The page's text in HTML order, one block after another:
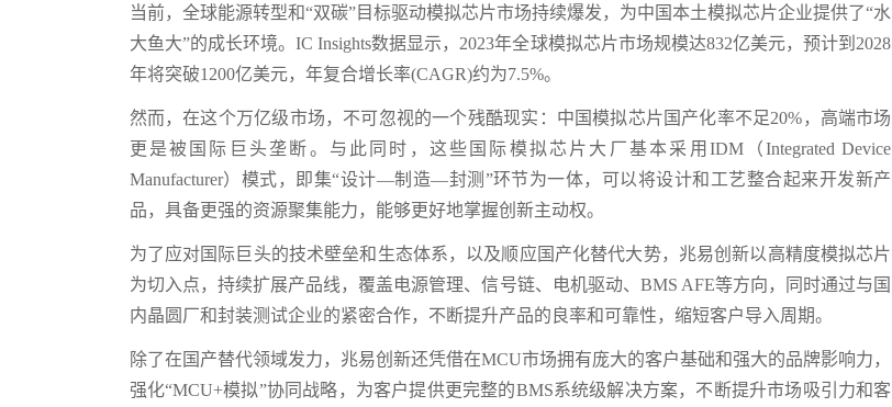
当前，全球能源转型和“双碳”目标驱动模拟芯片市场持续爆发，为中国本土模拟芯片企业提供了“水
大鱼大”的成长环境。IC Insights数据显示，2023年全球模拟芯片市场规模达832亿美元，预计到2028
年将突破1200亿美元，年复合增长率(CAGR)约为7.5%。
然而，在这个万亿级市场，不可忽视的一个残酷现实：中国模拟芯片国产化率不足20%，高端市场
更是被国际巨头垄断。与此同时，这些国际模拟芯片大厂基本采用IDM（Integrated Device
Manufacturer）模式，即集“设计—制造—封测”环节为一体，可以将设计和工艺整合起来开发新产
品，具备更强的资源聚集能力，能够更好地掌握创新主动权。
为了应对国际巨头的技术壁垒和生态体系，以及顺应国产化替代大势，兆易创新以高精度模拟芯片
为切入点，持续扩展产品线，覆盖电源管理、信号链、电机驱动、BMS AFE等方向，同时通过与国
内晶圆厂和封装测试企业的紧密合作，不断提升产品的良率和可靠性，缩短客户导入周期。
除了在国产替代领域发力，兆易创新还凭借在MCU市场拥有庞大的客户基础和强大的品牌影响力，
强化“MCU+模拟”协同战略，为客户提供更完整的BMS系统级解决方案，不断提升市场吸引力和客